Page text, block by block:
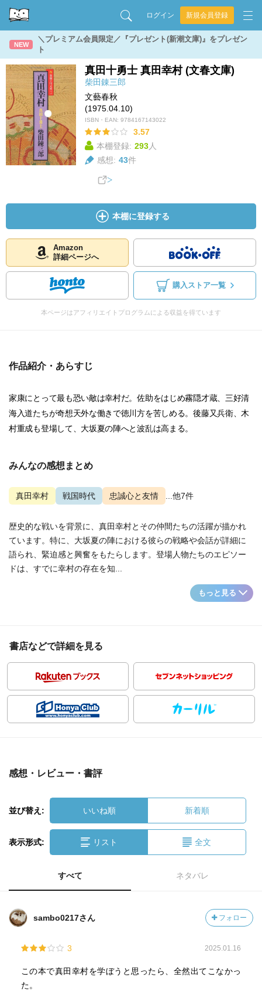
ログイン 新規会員登録
NEW
＼プレミアム会員限定／『プレゼント(新潮文庫)』をプレゼン
ト
真田十勇士 真田幸村 (文春文庫)
柴田錬三郎
文藝春秋
(1975.04.10)
ISBN・EAN: 9784167143022
3.57
本棚登録: 293人
感想: 43件
本棚に登録する
Amazon
詳細ページへ
購入ストア一覧
本ページはアフィリエイトプログラムによる収益を得ています
作品紹介・あらすじ
家康にとって最も恐い敵は幸村だ。佐助をはじめ霧隠才蔵、三好清
海入道たちが奇想天外な働きで徳川方を苦しめる。後藤又兵衛、木
村重成も登場して、大坂夏の陣へと波乱は高まる。
みんなの感想まとめ
真田幸村 戦国時代 忠誠心と友情 ...他7件
歴史的な戦いを背景に、真田幸村とその仲間たちの活躍が描かれ
ています。特に、大坂夏の陣における彼らの戦略や会話が詳細に
語られ、緊迫感と興奮をもたらします。登場人物たちのエピソー
ドは、すでに幸村の存在を知...
もっと見る
書店などで詳細を見る
感想・レビュー・書評
並び替え: いいね順 新着順
表示形式: リスト 全文
すべて ネタバレ
sambo0217さん フォロー
3 2025.01.16
この本で真田幸村を学ぼうと思ったら、全然出てこなかっ
た。